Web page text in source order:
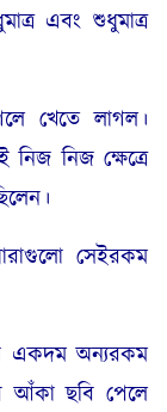
এবং শুধুমাত্র
খেতে লাগল।
নিজ নিজ ক্ষেত্রে
সেইরকম
একদম অন্যরকম
আঁকা ছবি পেলে